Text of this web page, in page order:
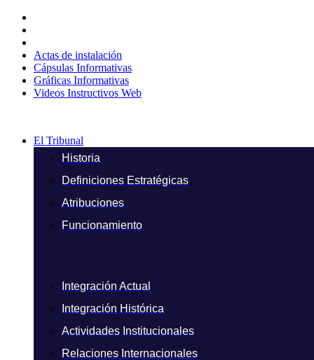
contenido
Actas de instalación
Cápsulas Informativas
Gráficas Informativas
Videos Instructivos Web
El Tribunal
Historia
Definiciones Estratégicas
Atribuciones
Funcionamiento
Integración Actual
Integración Histórica
Actividades Institucionales
Relaciones Internacionales